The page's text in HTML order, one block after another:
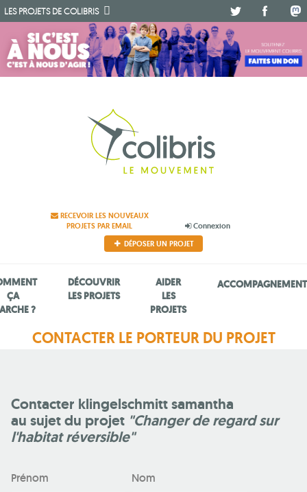
LES PROJETS DECOLIBRIS .
RECEVOIR LES NOUVEAUX
PROJETS PAR EMAIL
Connexion
DÉPOSER UN PROJET
ÇA
?
DÉCOUVRIR
LES PROJETS
AIDER
LES
PROJETS
ACCOMPAGNEMENT
CONTACTER LE PORTEUR DU PROJET
Contacter klingelschmitt samantha
au sujet du projet "Changer de regard sur
l'habitat réversible"
Prénom Nom